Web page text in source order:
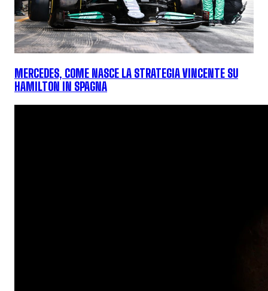
MERCEDES, COME NASCE LA STRATEGIA VINCENTE SU
HAMILTON IN SPAGNA